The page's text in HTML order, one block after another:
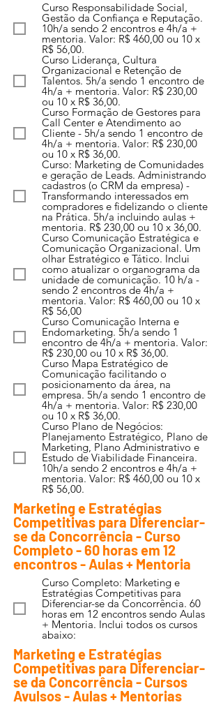
Curso Responsabilidade Social,
Gestão da Confiança e Reputação.
10h/a sendo 2 encontros e 4h/a +
mentoria. Valor: R$ 460,00 ou 10 x
R$ 56,00.
Curso Liderança, Cultura
Organizacional e Retenção de
Talentos. 5h/a sendo 1 encontro de
4h/a + mentoria. Valor: R$ 230,00
ou 10 x R$ 36,00.
Curso Formação de Gestores para
Call Center e Atendimento ao
Cliente - 5h/a sendo 1 encontro de
4h/a + mentoria. Valor: R$ 230,00
ou 10 x R$ 36,00.
Curso: Marketing de Comunidades
e geração de Leads. Administrando
cadastros (o CRM da empresa) -
Transformando interessados em
compradores e fidelizando o cliente
na Prática. 5h/a incluindo aulas +
mentoria. R$ 230,00 ou 10 x 36,00.
Curso Comunicação Estratégica e
Comunicação Organizacional. Um
olhar Estratégico e Tático. Inclui
como atualizar o organograma da
unidade de comunicação. 10 h/a -
sendo 2 encontros de 4h/a +
mentoria. Valor: R$ 460,00 ou 10 x
R$ 56,00
Curso Comunicação Interna e
Endomarketing. 5h/a sendo 1
encontro de 4h/a + mentoria. Valor:
R$ 230,00 ou 10 x R$ 36,00.
Curso Mapa Estratégico de
Comunicação facilitando o
posicionamento da área, na
empresa. 5h/a sendo 1 encontro de
4h/a + mentoria. Valor: R$ 230,00
ou 10 x R$ 36,00.
Curso Plano de Negócios:
Planejamento Estratégico, Plano de
Marketing, Plano Administrativo e
Estudo de Viabilidade Financeira.
10h/a sendo 2 encontros e 4h/a +
mentoria. Valor: R$ 460,00 ou 10 x
R$ 56,00.
Marketing e Estratégias
Competitivas para Diferenciar-
se da Concorrência - Curso
Completo - 60 horas em 12
encontros - Aulas + Mentoria
Curso Completo: Marketing e
Estratégias Competitivas para
Diferenciar-se da Concorrência. 60
horas em 12 encontros sendo Aulas
+ Mentoria. Inclui todos os cursos
abaixo:
Marketing e Estratégias
Competitivas para Diferenciar-
se da Concorrência - Cursos
Avulsos - Aulas + Mentorias